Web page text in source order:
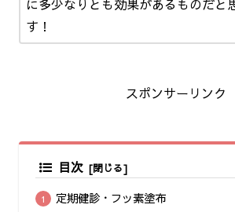
に多少なりとも効果があるものだと
す！
スポンサーリンク
目次
定期健診・フッ素塗布